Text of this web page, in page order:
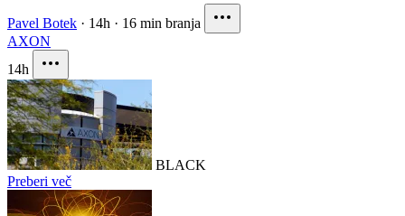
Pavel Botek · 14h · 16 min branja
AXON
14h
BLACK
Preberi več